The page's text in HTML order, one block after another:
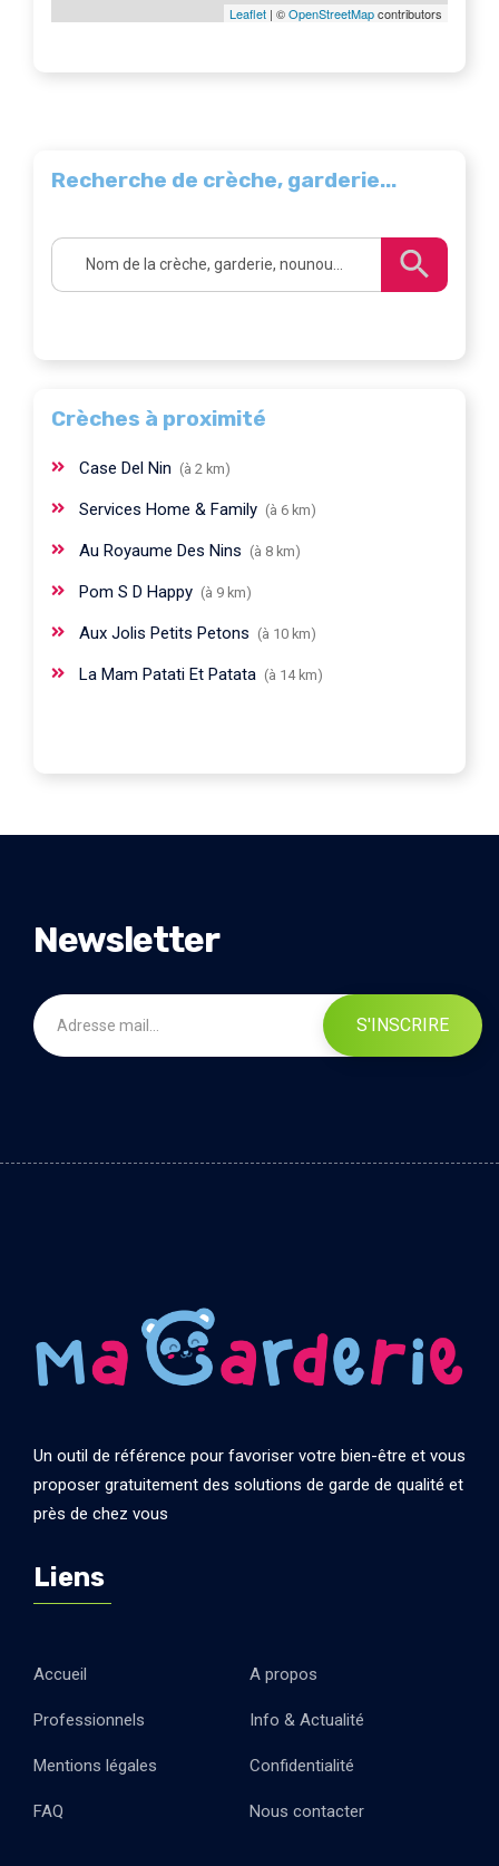
Leaflet | ©OpenStreetMapcontributors
Recherche de crèche, garderie...
Crèches à proximité
Case Del Nin (à 2 km)
Services Home & Family (à 6 km)
Au Royaume Des Nins (à 8 km)
Pom S D Happy (à 9 km)
Aux Jolis Petits Petons (à 10 km)
La Mam Patati Et Patata (à 14 km)
Newsletter
S'INSCRIRE
Un outil de référence pour favoriser votre bien-être et vous
proposer gratuitement des solutions de garde de qualité et
près de chez vous
Liens
Accueil A propos
Professionnels Info & Actualité
Mentions légales Confidentialité
FAQ Nous contacter